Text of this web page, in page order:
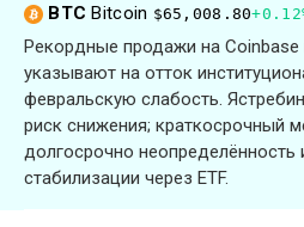
BTCBitcoin $65,008.80
Рекордные продажи на Coinbase
указывают на отток
февральскую слабость.
риск снижения; краткосрочный
долгосрочно
стабилизации через ETF.